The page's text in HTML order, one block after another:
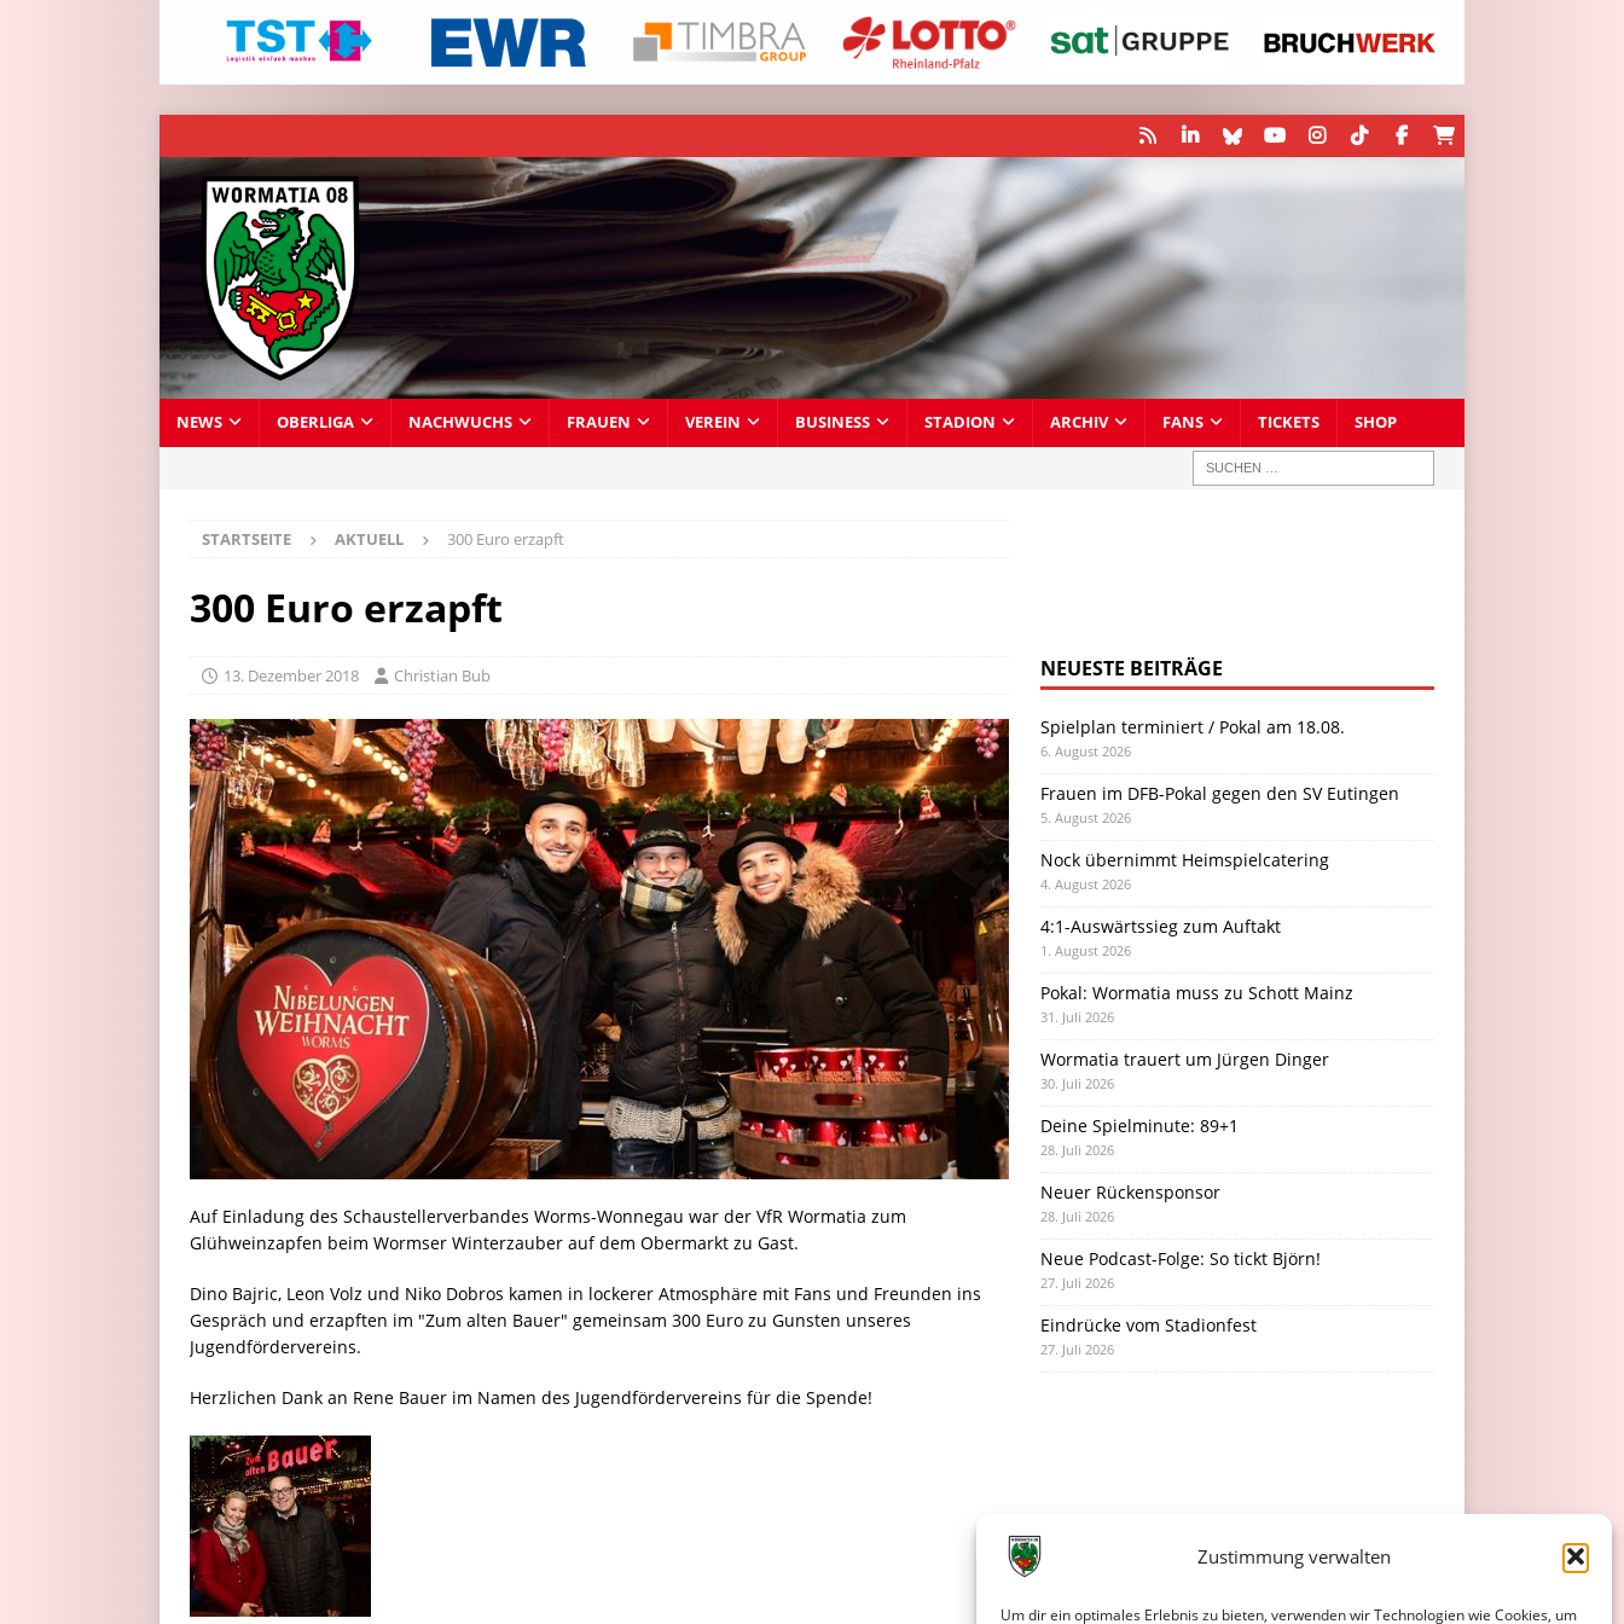
Zustimmung verwalten
Um dir ein optimales Erlebnis zu bieten, verwenden wir Technologien wie Cookies, um
NEWS OBERLIGA NACHWUCHS FRAUEN VEREIN BUSINESS STADION ARCHIV FANS TICKETS SHOP
STARTSEITE AKTUELL 300 Euro erzapft
300 Euro erzapft
13. Dezember 2018 Christian Bub
Auf Einladung des Schaustellerverbandes Worms-Wonnegau war der VfR Wormatia zum
Glühweinzapfen beim Wormser Winterzauber auf dem Obermarkt zu Gast.
Dino Bajric, Leon Volz und Niko Dobros kamen in lockerer Atmosphäre mit Fans und Freunden ins
Gespräch und erzapften im "Zum alten Bauer" gemeinsam 300 Euro zu Gunsten unseres
Jugendfördervereins.
Herzlichen Dank an Rene Bauer im Namen des Jugendfördervereins für die Spende!
NEUESTE BEITRÄGE
Spielplan terminiert / Pokal am 18.08.
6. August 2026
Frauen im DFB-Pokal gegen den SV Eutingen
5. August 2026
Nock übernimmt Heimspielcatering
4. August 2026
4:1-Auswärtssieg zum Auftakt
1. August 2026
Pokal: Wormatia muss zu Schott Mainz
31. Juli 2026
Wormatia trauert um Jürgen Dinger
30. Juli 2026
Deine Spielminute: 89+1
28. Juli 2026
Neuer Rückensponsor
28. Juli 2026
Neue Podcast-Folge: So tickt Björn!
27. Juli 2026
Eindrücke vom Stadionfest
27. Juli 2026